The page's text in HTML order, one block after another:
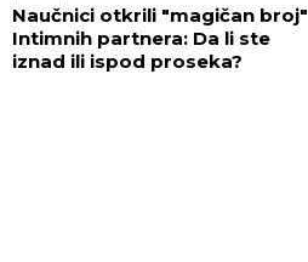
Naučnici otkrili "magičan broj"
Intimnih partnera: Da li ste
iznad ili ispod proseka?